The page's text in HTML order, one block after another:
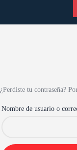
¿Perdiste tu contraseña?
Nombre de usuario o